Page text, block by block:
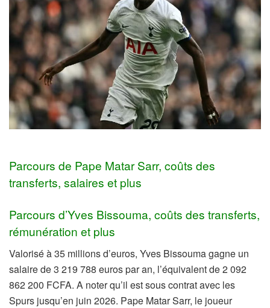
Parcours de Pape Matar Sarr, coûts des
transferts, salaires et plus
Parcours d’Yves Bissouma, coûts des transferts,
rémunération et plus
Valorisé à 35 millions d’euros, Yves Bissouma gagne un
salaire de 3 219 788 euros par an, l’équivalent de 2 092
862 200 FCFA. A noter qu’il est sous contrat avec les
Spurs jusqu’en juin 2026. Pape Matar Sarr, le joueur